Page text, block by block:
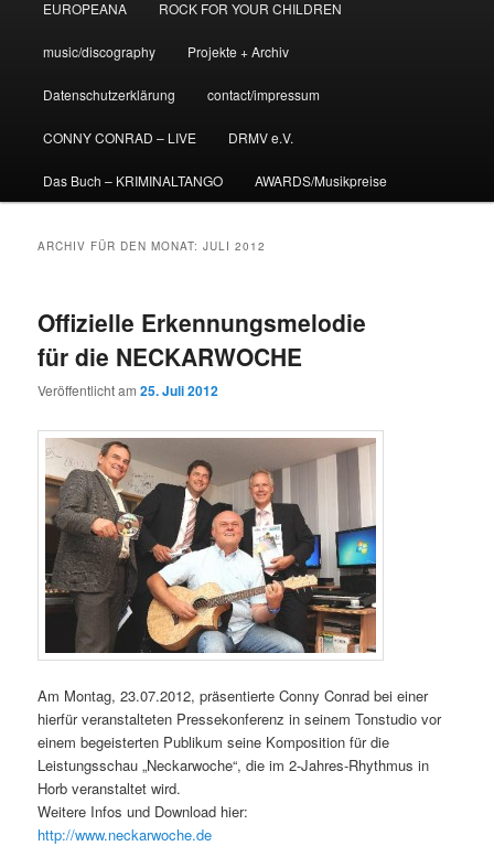
EUROPEANA ROCK FOR YOUR CHILDREN
music/discography Projekte + Archiv
Datenschutzerklärung contact/impressum
CONNY CONRAD – LIVE DRMV e.V.
Das Buch – KRIMINALTANGO AWARDS/Musikpreise
ARCHIV FÜR DEN MONAT:JULI 2012
Offizielle Erkennungsmelodie
für die NECKARWOCHE
Veröffentlicht am25. Juli 2012
Am Montag, 23.07.2012, präsentierte Conny Conrad bei einer
hierfür veranstalteten Pressekonferenz in seinem Tonstudio vor
einem begeisterten Publikum seine Komposition für die
Leistungsschau „Neckarwoche“, die im 2-Jahres-Rhythmus in
Horb veranstaltet wird.
Weitere Infos und Download hier:
http://www.neckarwoche.de